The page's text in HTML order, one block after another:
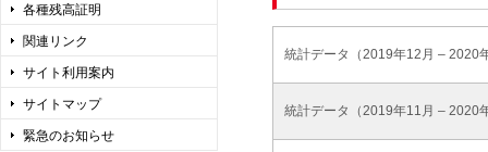
統計データ（2019年12月 – 2020
統計データ（2019年11月 – 2020
各種残高証明
関連リンク
サイト利用案内
サイトマップ
緊急のお知らせ